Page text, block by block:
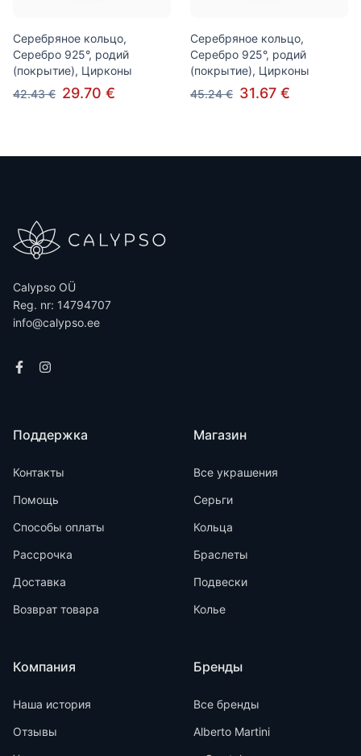
Серебряное кольцо,
Серебро 925°, родий
(покрытие), Цирконы
42.43 € 29.70 €
Серебряное кольцо,
Серебро 925°, родий
(покрытие), Цирконы
45.24 € 31.67 €
Calypso OÜ
Reg. nr: 14794707
info@calypso.ee
Поддержка
Контакты
Помощь
Способы оплаты
Рассрочка
Доставка
Возврат товара
Компания
Наша история
Отзывы
Магазин
Все украшения
Серьги
Кольца
Браслеты
Подвески
Колье
Бренды
Все бренды
Alberto Martini